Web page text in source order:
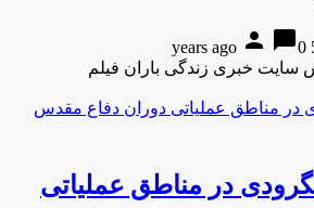
person chat_bubble0
در مناطق عملیاتی